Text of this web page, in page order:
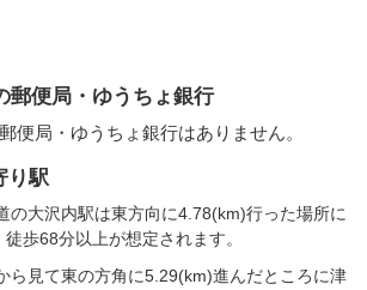
郵便局・ゆうちょ銀行
便局・ゆうちょ銀行はありません。
り駅
の大沢内駅は東方向に4.78(km)行った場所に
歩68分以上が想定されます。
ら見て東の方角に5.29(km)進んだところに津